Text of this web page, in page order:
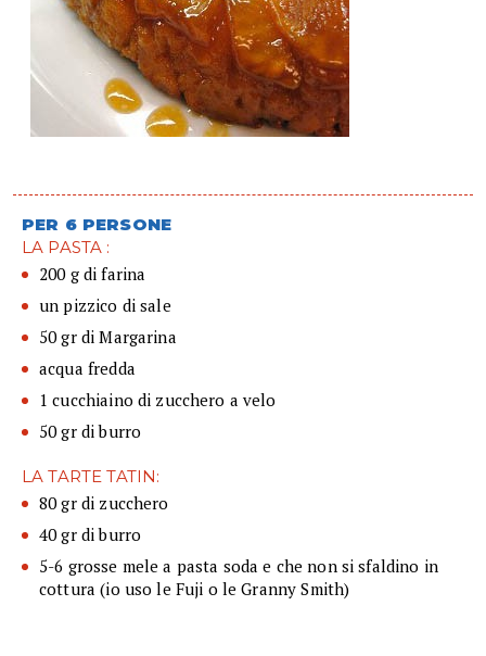
PER 6 PERSONE
LA PASTA :
200 g di farina
un pizzico di sale
50 gr di Margarina
acqua fredda
1 cucchiaino di zucchero a velo
50 gr di burro
LA TARTE TATIN:
80 gr di zucchero
40 gr di burro
5-6 grosse mele a pasta soda e che non si sfaldino in
cottura (io uso le Fuji o le Granny Smith)